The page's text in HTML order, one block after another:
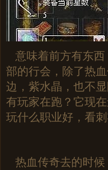
意味着前方有东西
部的行会，除了热
边，紫水晶，也不
有玩家在跑？它现
玩什么职业好，看
热血传奇去的时候